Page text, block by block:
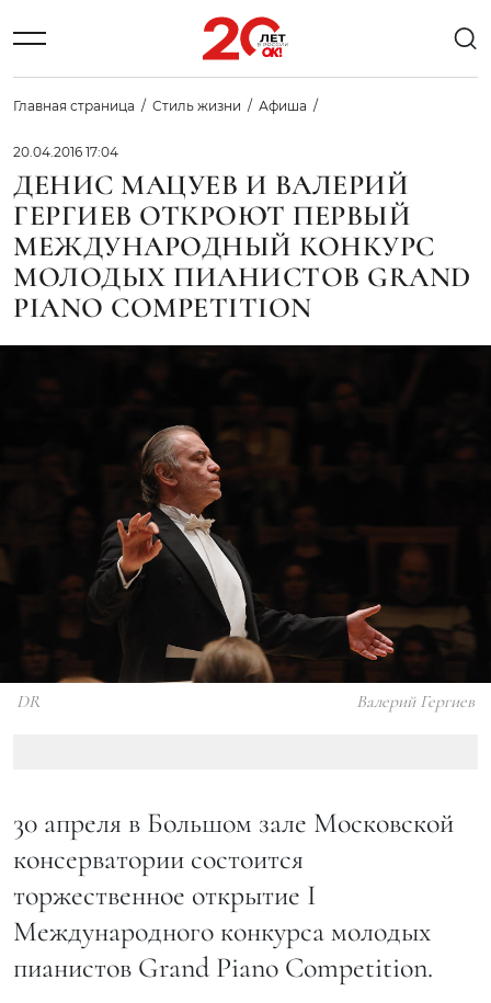
Главная страница Стиль жизни Афиша
20.04.2016 17:04
ДЕНИС МАЦУЕВ И ВАЛЕРИЙ
ГЕРГИЕВ ОТКРОЮТ ПЕРВЫЙ
МЕЖДУНАРОДНЫЙ КОНКУРС
МОЛОДЫХ ПИАНИСТОВ GRAND
PIANO COMPETITION
DR Валерий Гергиев
30 апреля в Большом зале Московской
консерватории состоится
торжественное открытие I
Международного конкурса молодых
пианистов Grand Piano Competition.